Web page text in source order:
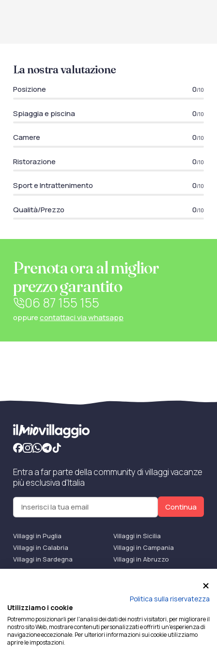
La nostra valutazione
Posizione 0/10
Spiaggia e piscina 0/10
Camere 0/10
Ristorazione 0/10
Sport e Intrattenimento 0/10
Qualità/Prezzo 0/10
Prenota ora al miglior
prezzo garantito
06 87 155 155
oppurecontattaci via whatsapp
Entra a far parte della community di villaggi vacanze
più esclusiva d'Italia
Continua
Villaggi in Puglia
Villaggi in Sicilia
Villaggi in Calabria
Villaggi in Campania
Villaggi in Sardegna
Villaggi in Abruzzo
Villaggi Bluserena
Villaggi TH Resort
Ilmiovillaggio è un marchio di Ekiwi S.r.l.
Licenza Agenzia Viaggi e Turismo n° 2015/0133251 del
26/02/2015 e coperta da RC per Agenzia di Viaggi n°
OX00081147 REVO Specialty LiabilityXTravel Agencies.
Politica sulla riservatezza
Utilizziamo i cookie
Potremmo posizionarli per l'analisi dei dati dei nostri visitatori, per migliorare il
nostro sito Web, mostrare contenuti personalizzati e offrirti un'esperienza di
navigazione eccezionale. Per ulteriori informazioni sui cookie utilizziamo
aprire le impostazioni.